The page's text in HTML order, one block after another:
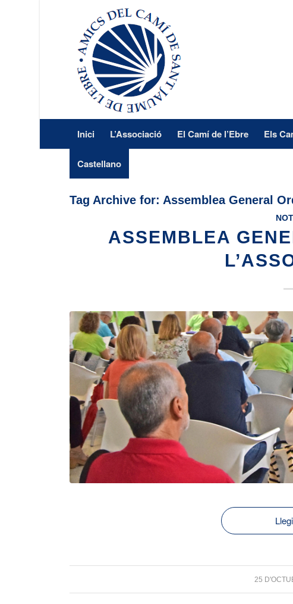
Inici L’Associació El Camí de l’Ebre Els
Castellano
Tag Archive for: Assemblea General
ASSEMBLEA
25